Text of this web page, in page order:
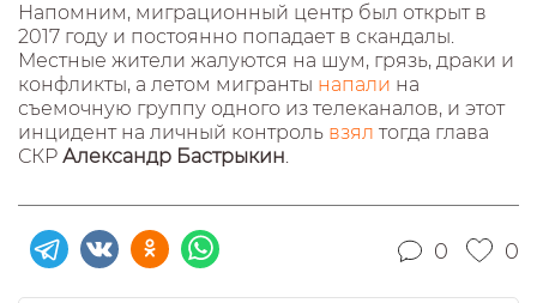
Напомним, миграционный центр был открыт в
2017 году и постоянно попадает в скандалы.
Местные жители жалуются на шум, грязь, драки и
конфликты, а летом мигранты напали на
съемочную группу одного из телеканалов, и этот
инцидент на личный контроль взял тогда глава
СКР Александр Бастрыкин.
0 0